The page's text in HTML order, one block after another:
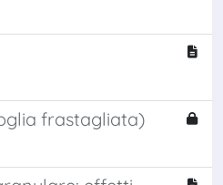
frastagliata)